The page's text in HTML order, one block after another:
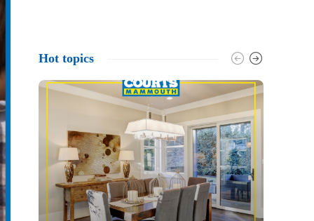
Hot topics